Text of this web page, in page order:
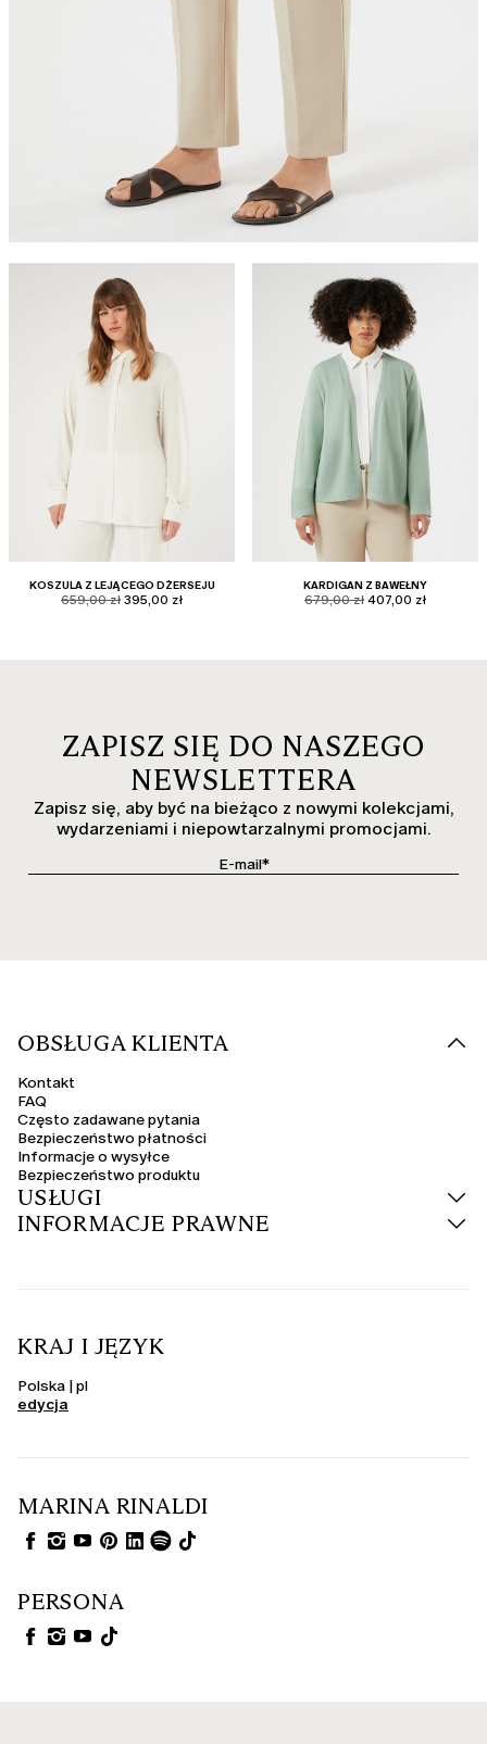
KOSZULA Z LEJĄCEGO DŻERSEJU
product.price.original
659,00 zł product.price.sale
395,00 zł
KARDIGAN Z BAWEŁNY
product.price.original
679,00 zł product.price.sale
407,00 zł
ZAPISZ SIĘ DO NASZEGO
NEWSLETTERA
Zapisz się, aby być na bieżąco z nowymi kolekcjami,
wydarzeniami i niepowtarzalnymi promocjami.
OBSŁUGA KLIENTA
Kontakt
FAQ
Często zadawane pytania
Bezpieczeństwo płatności
Informacje o wysyłce
Bezpieczeństwo produktu
USŁUGI
INFORMACJE PRAWNE
KRAJ I JĘZYK
Polska | pl
edycja
MARINA RINALDI
PERSONA